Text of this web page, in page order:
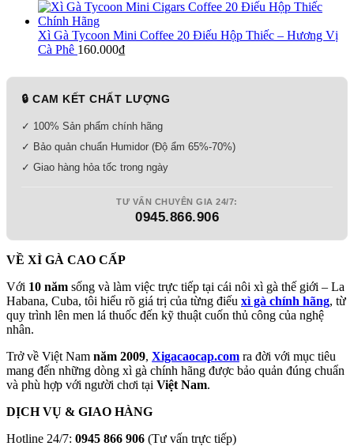
Xì Gà Tycoon Mini Coffee 20 Điếu Hộp Thiếc – Hương Vị
Cà Phê 160.000₫
🔒 CAM KẾT CHẤT LƯỢNG
✓ 100% Sản phẩm chính hãng
✓ Bảo quản chuẩn Humidor (Độ ẩm 65%-70%)
✓ Giao hàng hỏa tốc trong ngày
TƯ VẤN CHUYÊN GIA 24/7:
0945.866.906
VỀ XÌ GÀ CAO CẤP
Với 10 năm sống và làm việc trực tiếp tại cái nôi xì gà thế giới – La
Habana, Cuba, tôi hiểu rõ giá trị của từng điếu xì gà chính hãng, từ
quy trình lên men lá thuốc đến kỹ thuật cuốn thủ công của nghệ
nhân.
Trở về Việt Nam năm 2009, Xigacaocap.com ra đời với mục tiêu
mang đến những dòng xì gà chính hãng được bảo quản đúng chuẩn
và phù hợp với người chơi tại Việt Nam.
DỊCH VỤ & GIAO HÀNG
Hotline 24/7: 0945 866 906 (Tư vấn trực tiếp)